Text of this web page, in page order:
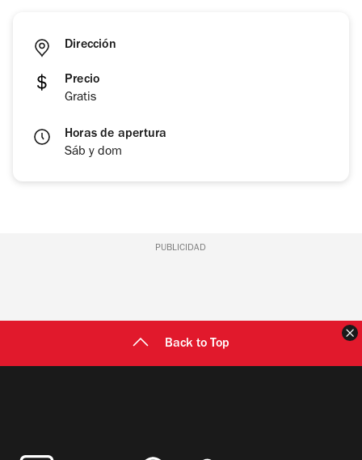
Dirección
Precio
Gratis
Horas de apertura
Sáb y dom
PUBLICIDAD
Back to Top